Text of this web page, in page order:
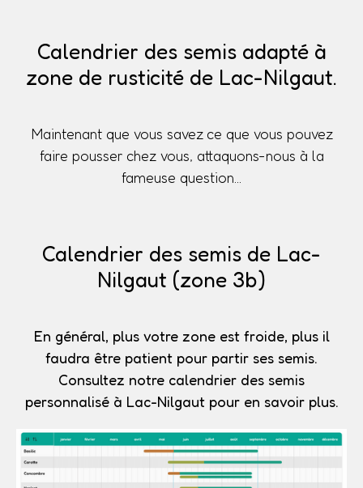
Calendrier des semis adapté à
zone de rusticité de Lac-Nilgaut.
Maintenant que vous savez ce que vous pouvez
faire pousser chez vous, attaquons-nous à la
fameuse question...
Calendrier des semis de Lac-
Nilgaut (zone 3b)
En général, plus votre zone est froide, plus il
faudra être patient pour partir ses semis.
Consultez notre calendrier des semis
personnalisé à Lac-Nilgaut pour en savoir plus.